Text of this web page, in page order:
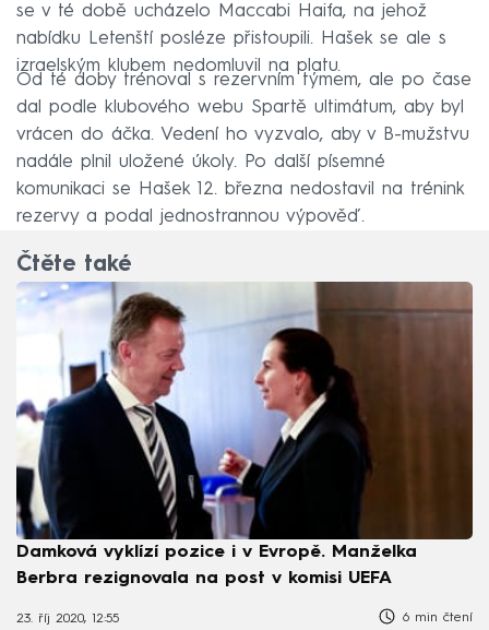
se v té době ucházelo Maccabi Haifa, na jehož
nabídku Letenští posléze přistoupili. Hašek se ale s
izraelským klubem nedomluvil na platu.
Od té doby trénoval s rezervním týmem, ale po čase
dal podle klubového webu Spartě ultimátum, aby byl
vrácen do áčka. Vedení ho vyzvalo, aby v B-mužstvu
nadále plnil uložené úkoly. Po další písemné
komunikaci se Hašek 12. března nedostavil na trénink
rezervy a podal jednostrannou výpověď.
Čtěte také
Damková vyklízí pozice i v Evropě. Manželka
Berbra rezignovala na post v komisi UEFA
23. říj 2020, 12:55 6 min čtení